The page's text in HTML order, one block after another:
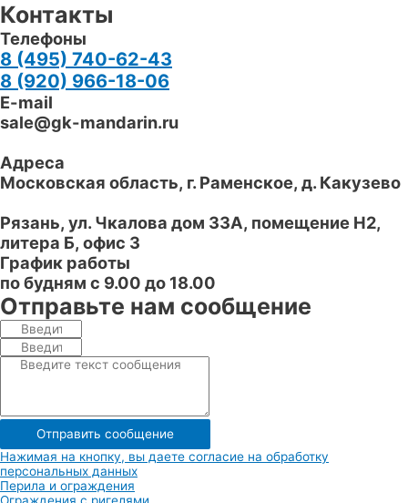
Контакты
Телефоны
8 (495) 740-62-43
8 (920) 966-18-06
E-mail
sale@gk-mandarin.ru
Адреса
Московская область, г.Раменское, д. Какузево
Рязань, ул. Чкалова дом 33А, помещение Н2,
литера Б, офис 3
График работы​
по будням с 9.00 до 18.00​
Отправьте нам сообщение
Отправить сообщение
Нажимая на кнопку, вы даете согласие на обработку
персональных данных
Перила и ограждения